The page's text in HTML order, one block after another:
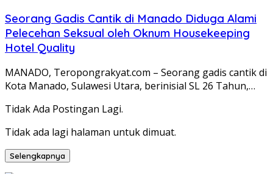
Seorang Gadis Cantik di Manado Diduga Alami
Pelecehan Seksual oleh Oknum Housekeeping
Hotel Quality
MANADO, Teropongrakyat.com – Seorang gadis cantik di
Kota Manado, Sulawesi Utara, berinisial SL 26 Tahun,…
Tidak Ada Postingan Lagi.
Tidak ada lagi halaman untuk dimuat.
Selengkapnya